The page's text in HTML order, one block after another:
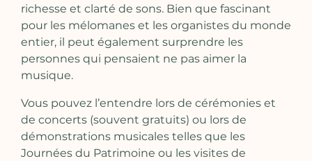
richesse et clarté de sons. Bien que fascinant
pour les mélomanes et les organistes du monde
entier, il peut également surprendre les
personnes qui pensaient ne pas aimer la
musique.
Vous pouvez l’entendre lors de cérémonies et
de concerts (souvent gratuits) ou lors de
démonstrations musicales telles que les
Journées du Patrimoine ou les visites de